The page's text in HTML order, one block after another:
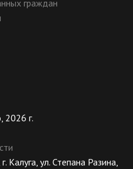
граждан
2026 г.
Калуга, ул. Степана Разина,